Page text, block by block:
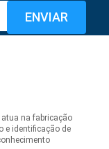
na fabricação
e identificação de